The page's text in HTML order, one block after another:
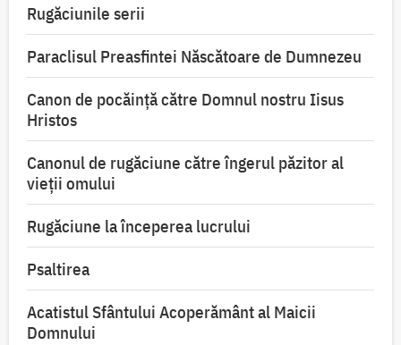
Rugăciunile serii
Paraclisul Preasfintei Născătoare de Dumnezeu
Canon de pocăință către Domnul nostru Iisus
Hristos
Canonul de rugăciune către îngerul păzitor al
vieții omului
Rugăciune la începerea lucrului
Psaltirea
Acatistul Sfântului Acoperământ al Maicii
Domnului